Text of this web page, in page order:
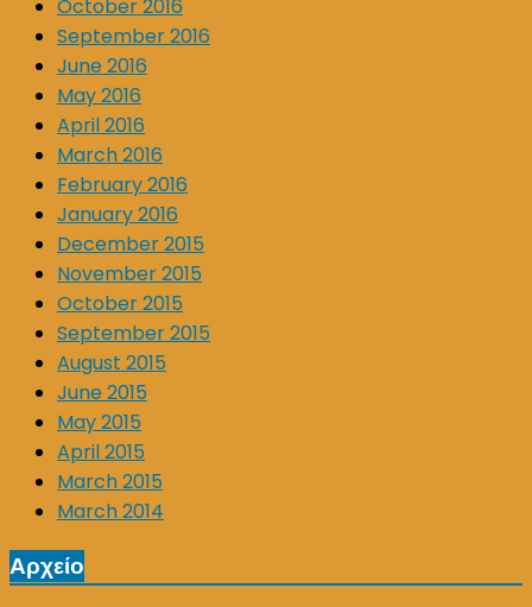
October 2016
September 2016
June 2016
May 2016
April 2016
March 2016
February 2016
January 2016
December 2015
November 2015
October 2015
September 2015
August 2015
June 2015
May 2015
April 2015
March 2015
March 2014
Αρχείο